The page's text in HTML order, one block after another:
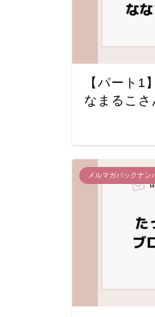
【パート1
なまるこ
メルマガバックナン